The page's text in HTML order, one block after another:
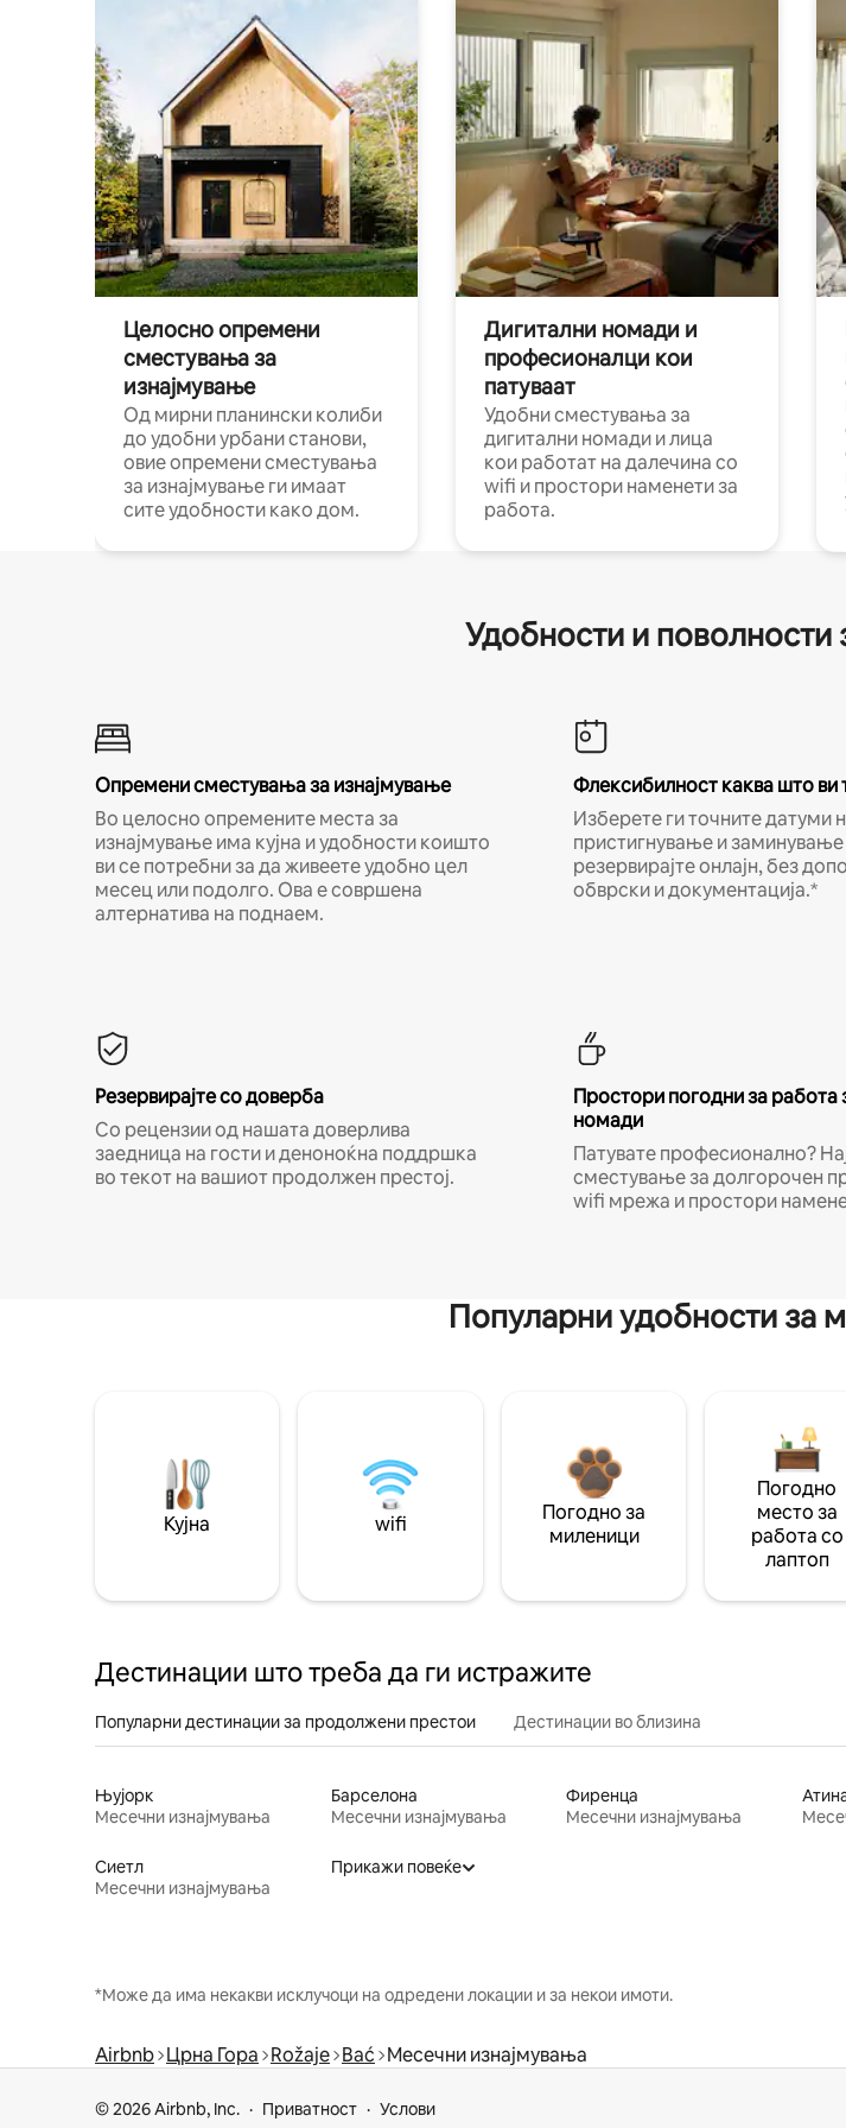
Целосно опремени
сместувања за
изнајмување
Од мирни планински колиби
до удобни урбани станови,
овие опремени сместувања
за изнајмување ги имаат
сите удобности како дом.
Дигитални номади и
професионалци кои
патуваат
Удобни сместувања за
дигитални номади и лица
кои работат на далечина со
wifi и простори наменети за
работа.
Удобности и поволности
Опремени сместувања за изнајмување
Во целосно опремените места за
изнајмување има кујна и удобности коишто
ви се потребни за да живеете удобно цел
месец или подолго. Ова е совршена
алтернатива на поднаем.
Флексибилност каква што ви
Изберете ги точните датуми
пристигнување и заминување
резервирајте онлајн, без
обврски и документација.*
Резервирајте со доверба
Со рецензии од нашата доверлива
заедница на гости и деноноќна поддршка
во текот на вашиот продолжен престој.
Простори погодни за работа
номади
Патувате професионално?
сместување за долгорочен
wifi мрежа и простори
Популарни удобности за
Кујна wifi
Погодно за
миленици
Погодно
место за
работа со
лаптоп
Дестинации што треба да ги истражите
Популарни дестинации за продолжени престои Дестинации во близина
Њујорк
Месечни изнајмувања
Барселона
Месечни изнајмувања
Фиренца
Месечни изнајмувања
Сиетл
Месечни изнајмувања
Прикажи повеќе
*Може да има некакви исклучоци на одредени локации и за некои имоти.
Airbnb Црна Гора Rožaje Bać Месечни изнајмувања
© 2026 Airbnb, Inc. Приватност Услови